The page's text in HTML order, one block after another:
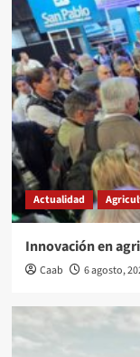
Actualidad
Innovación en
Caab 6 agosto,